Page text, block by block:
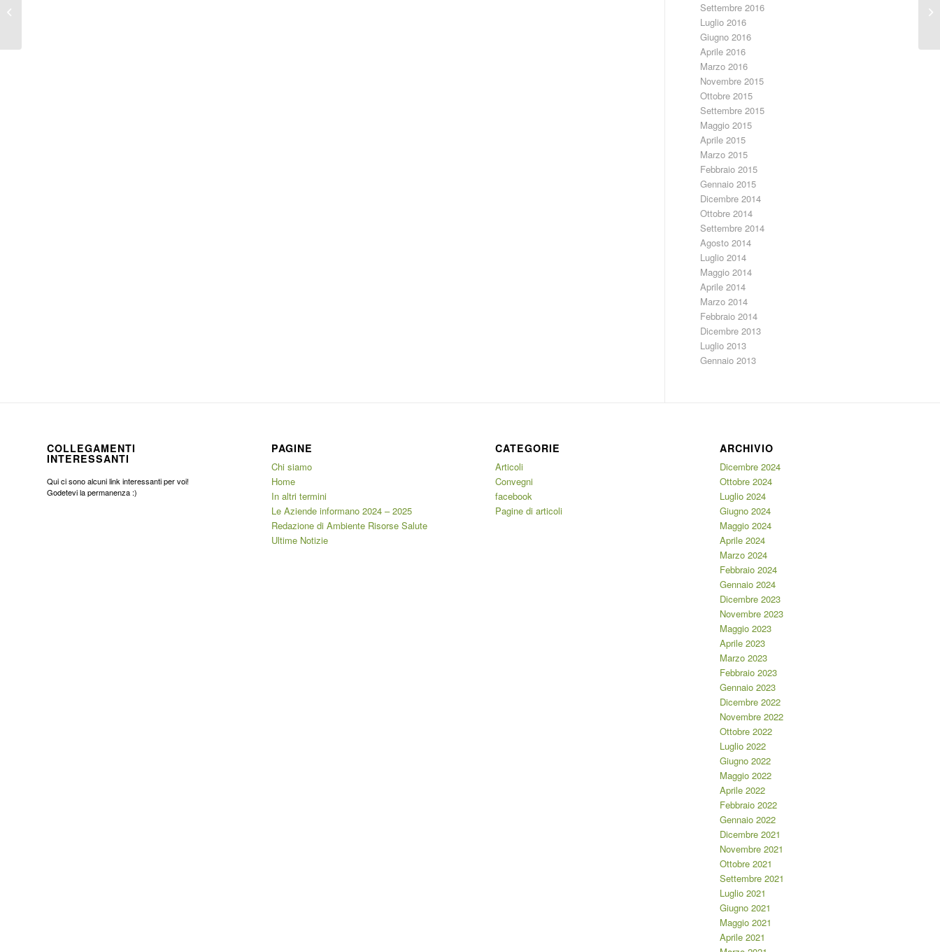
Settembre 2016
Luglio 2016
Giugno 2016
Aprile 2016
Marzo 2016
Novembre 2015
Ottobre 2015
Settembre 2015
Maggio 2015
Aprile 2015
Marzo 2015
Febbraio 2015
Gennaio 2015
Dicembre 2014
Ottobre 2014
Settembre 2014
Agosto 2014
Luglio 2014
Maggio 2014
Aprile 2014
Marzo 2014
Febbraio 2014
Dicembre 2013
Luglio 2013
Gennaio 2013
COLLEGAMENTI
INTERESSANTI
Qui ci sono alcuni link interessanti per voi!
Godetevi la permanenza :)
PAGINE
Chi siamo
Home
In altri termini
Le Aziende informano 2024 – 2025
Redazione di Ambiente Risorse Salute
Ultime Notizie
CATEGORIE
Articoli
Convegni
facebook
Pagine di articoli
ARCHIVIO
Dicembre 2024
Ottobre 2024
Luglio 2024
Giugno 2024
Maggio 2024
Aprile 2024
Marzo 2024
Febbraio 2024
Gennaio 2024
Dicembre 2023
Novembre 2023
Maggio 2023
Aprile 2023
Marzo 2023
Febbraio 2023
Gennaio 2023
Dicembre 2022
Novembre 2022
Ottobre 2022
Luglio 2022
Giugno 2022
Maggio 2022
Aprile 2022
Febbraio 2022
Gennaio 2022
Dicembre 2021
Novembre 2021
Ottobre 2021
Settembre 2021
Luglio 2021
Giugno 2021
Maggio 2021
Aprile 2021